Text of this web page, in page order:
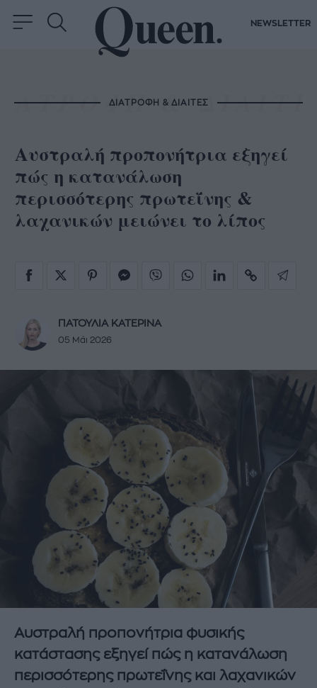
NEWSLETTER
ΔΙΑΤΡΟΦΗ & ΔΙΑΙΤΕΣ
Αυστραλή προπονήτρια εξηγεί
πώς η κατανάλωση
περισσότερης πρωτεΐνης &
λαχανικών μειώνει το λίπος
ΠΑΤΟΥΛΙΑ ΚΑΤΕΡΙΝΑ
05 Μάι 2026
Αυστραλή προπονήτρια φυσικής
κατάστασης εξηγεί πώς η κατανάλωση
περισσότερης πρωτεΐνης και λαχανικών